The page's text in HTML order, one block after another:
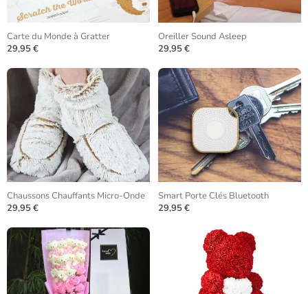
Carte du Monde à Gratter
29,95 €
Oreiller Sound Asleep
29,95 €
Chaussons Chauffants Micro-Onde
29,95 €
Smart Porte Clés Bluetooth
29,95 €